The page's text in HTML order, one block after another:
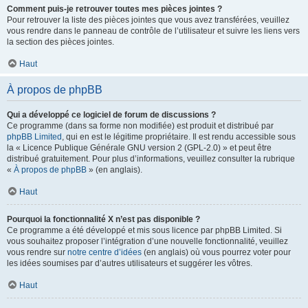
Comment puis-je retrouver toutes mes pièces jointes ?
Pour retrouver la liste des pièces jointes que vous avez transférées, veuillez
vous rendre dans le panneau de contrôle de l’utilisateur et suivre les liens vers
la section des pièces jointes.
Haut
À propos de phpBB
Qui a développé ce logiciel de forum de discussions ?
Ce programme (dans sa forme non modifiée) est produit et distribué par
phpBB Limited , qui en est le légitime propriétaire. Il est rendu accessible sous
la « Licence Publique Générale GNU version 2 (GPL-2.0) » et peut être
distribué gratuitement. Pour plus d’informations, veuillez consulter la rubrique
« À propos de phpBB » (en anglais).
Haut
Pourquoi la fonctionnalité X n’est pas disponible ?
Ce programme a été développé et mis sous licence par phpBB Limited. Si
vous souhaitez proposer l’intégration d’une nouvelle fonctionnalité, veuillez
vous rendre sur notre centre d’idées (en anglais) où vous pourrez voter pour
les idées soumises par d’autres utilisateurs et suggérer les vôtres.
Haut